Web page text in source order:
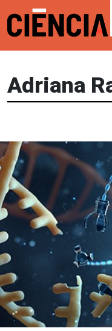
Adriana